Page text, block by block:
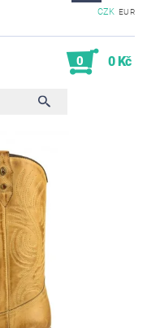
CZK EUR
0 0 Kč